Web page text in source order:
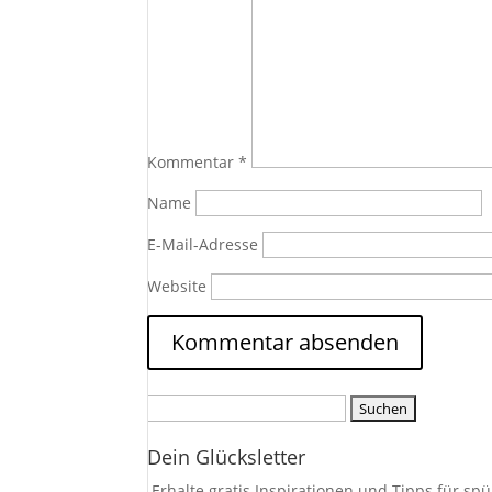
Kommentar*
Name
E-Mail-Adresse
Website
Dein Glücksletter